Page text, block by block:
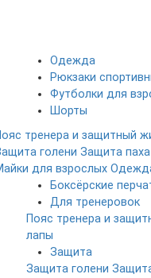
Одежда
Рюкзаки
Футболки для
Шорты
тренера и защитный
голени Защита паха
для взрослых
Боксёрские
Для тренеровок
Пояс тренера и
лапы
Защита
Защита голени